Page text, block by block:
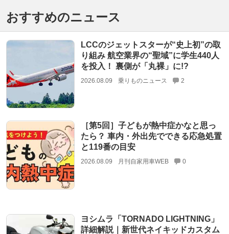
おすすめのニュース
LCCのジェットスターが“史上初”の取
り組み 航空業界の“聖域”に学生440人
を投入！ 裏側が「丸裸」に!?
2026.08.09 乗りものニュース 2
［第5回］子どもが熱中症かなと思っ
たら？ 車内・外出先でできる応急処置
と119番の目安
2026.08.09 月刊自家用車WEB 0
ヨシムラ「TORNADO LIGHTNING」
詳細解説｜新世代ネイキッドカスタム